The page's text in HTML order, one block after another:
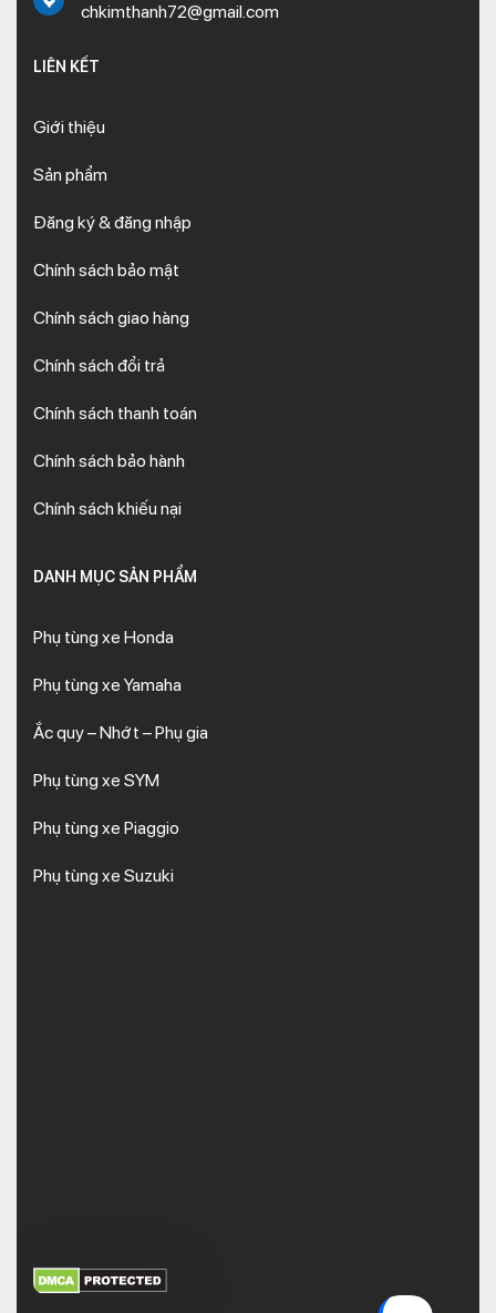
chkimthanh72@gmail.com
LIÊN KẾT
Giới thiệu
Sản phẩm
Đăng ký & đăng nhập
Chính sách bảo mật
Chính sách giao hàng
Chính sách đổi trả
Chính sách thanh toán
Chính sách bảo hành
Chính sách khiếu nại
DANH MỤC SẢN PHẨM
Phụ tùng xe Honda
Phụ tùng xe Yamaha
Ắc quy – Nhớt – Phụ gia
Phụ tùng xe SYM
Phụ tùng xe Piaggio
Phụ tùng xe Suzuki
XEM THÊM